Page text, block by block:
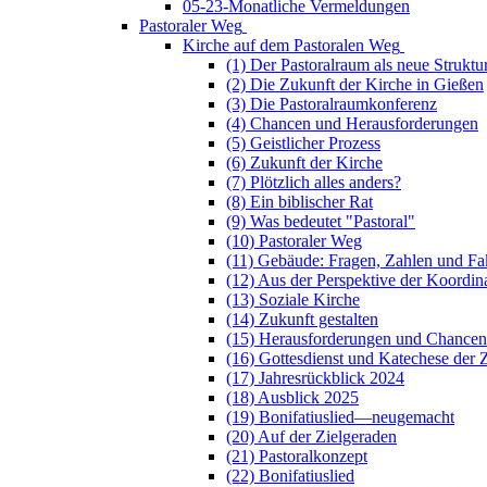
05-23-Monatliche Vermeldungen
Pastoraler Weg
Kirche auf dem Pastoralen Weg
(1) Der Pastoralraum als neue
(2) Die Zukunft der Kirche in Gießen
(3) Die Pastoralraumkonferenz
(4) Chancen und Herausforderungen
(5) Geistlicher Prozess
(6) Zukunft der Kirche
(7) Plötzlich alles anders?
(8) Ein biblischer Rat
(9) Was bedeutet "Pastoral"
(10) Pastoraler Weg
(11) Gebäude: Fragen, Zahlen und
(12) Aus der Perspektive der
(13) Soziale Kirche
(14) Zukunft gestalten
(15) Herausforderungen und Chancen
(16) Gottesdienst und Katechese der
(17) Jahresrückblick 2024
(18) Ausblick 2025
(19) Bonifatiuslied—neugemacht
(20) Auf der Zielgeraden
(21) Pastoralkonzept
(22) Bonifatiuslied